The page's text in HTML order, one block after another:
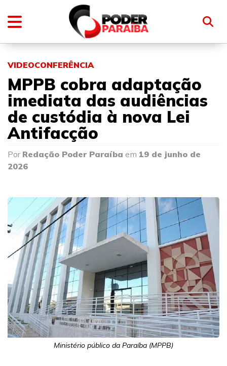
VIDEOCONFERÊNCIA
MPPB cobra adaptação
imediata das audiências
de custódia à nova Lei
Antifacção
Por Redação Poder Paraíba em 19 de junho de
2026
Ministério público da Paraíba (MPPB)